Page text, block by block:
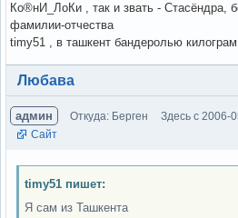
Ко®нИ_ЛоКи , так и звать - Стасёндра,
фамилии-отчества
timy51 , в ташкент бандеролью
Вне форума
Любава
админ Откуда: Берген Здесь с 2006-
Сайт
timy51 пишет:
Я сам из Ташкента